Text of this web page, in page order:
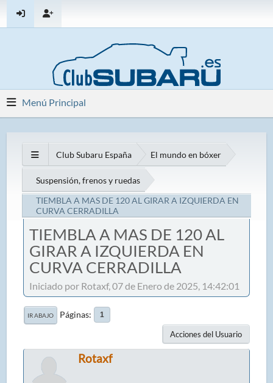
Menú Principal
Club Subaru España El mundo en bóxer
Suspensión, frenos y ruedas
TIEMBLA A MAS DE 120 AL GIRAR A IZQUIERDA EN
CURVA CERRADILLA
TIEMBLA A MAS DE 120 AL
GIRAR A IZQUIERDA EN
CURVA CERRADILLA
Iniciado por Rotaxf, 07 de Enero de 2025, 14:42:01
IR ABAJO Páginas 1
Acciones del Usuario
Rotaxf